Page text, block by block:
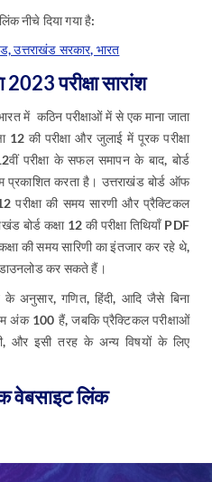
नीचे दिया गया है:
उत्तराखंड सरकार, भारत
2023 परीक्षा सारांश
में कठिन परीक्षाओं में से एक माना जाता
12 की परीक्षा और जुलाई में पूरक परीक्षा
परीक्षा के सफल समापन के बाद, बोर्ड
प्रकाशित करता है। उत्तराखंड बोर्ड ऑफ
परीक्षा की समय सारणी और प्रैक्टिकल
बोर्ड कक्षा 12 की परीक्षा तिथियाँ PDF
की समय सारिणी का इंतजार कर रहे थे,
डाउनलोड कर सकते हैं।
के अनुसार, गणित, हिंदी, आदि जैसे बिना
अंक 100 हैं, जबकि प्रैक्टिकल परीक्षाओं
और इसी तरह के अन्य विषयों के लिए
वेबसाइट लिंक